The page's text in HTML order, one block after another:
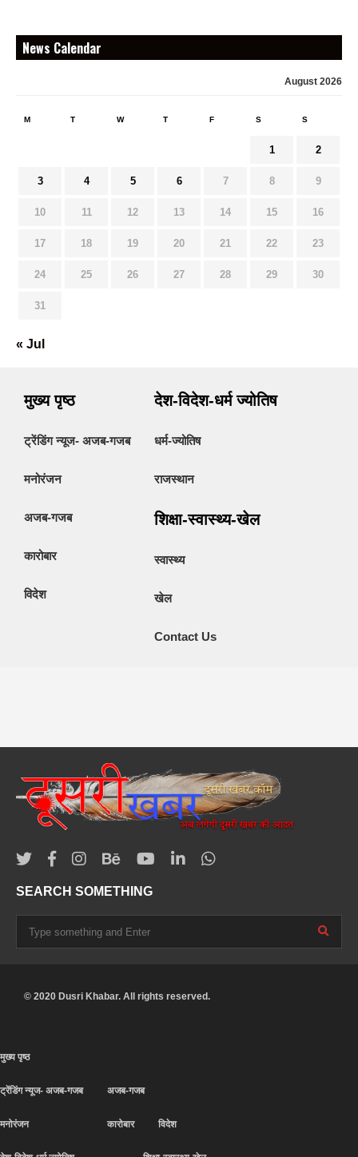
News Calendar
August 2026
M T W T F S S
1 2
3 4 5 6 7 8 9
10 11 12 13 14 15 16
17 18 19 20 21 22 23
24 25 26 27 28 29 30
31
« Jul
मुख्य पृष्ठ
ट्रेंडिंग न्यूज- अजब-गजब
मनोरंजन
अजब-गजब
कारोबार
विदेश
देश-विदेश-धर्म ज्योतिष
धर्म-ज्योतिष
राजस्थान
शिक्षा-स्वास्थ्य-खेल
स्वास्थ्य
खेल
Contact Us
SEARCH SOMETHING
© 2020 Dusri Khabar. All rights reserved.
मुख्य पृष्ठ
ट्रेंडिंग न्यूज- अजब-गजब
मनोरंजन
अजब-गजब
कारोबार विदेश